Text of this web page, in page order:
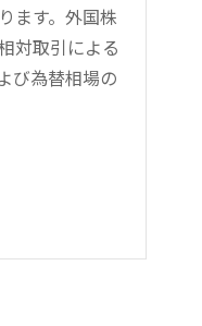
ます。外国株
対取引による
び為替相場の